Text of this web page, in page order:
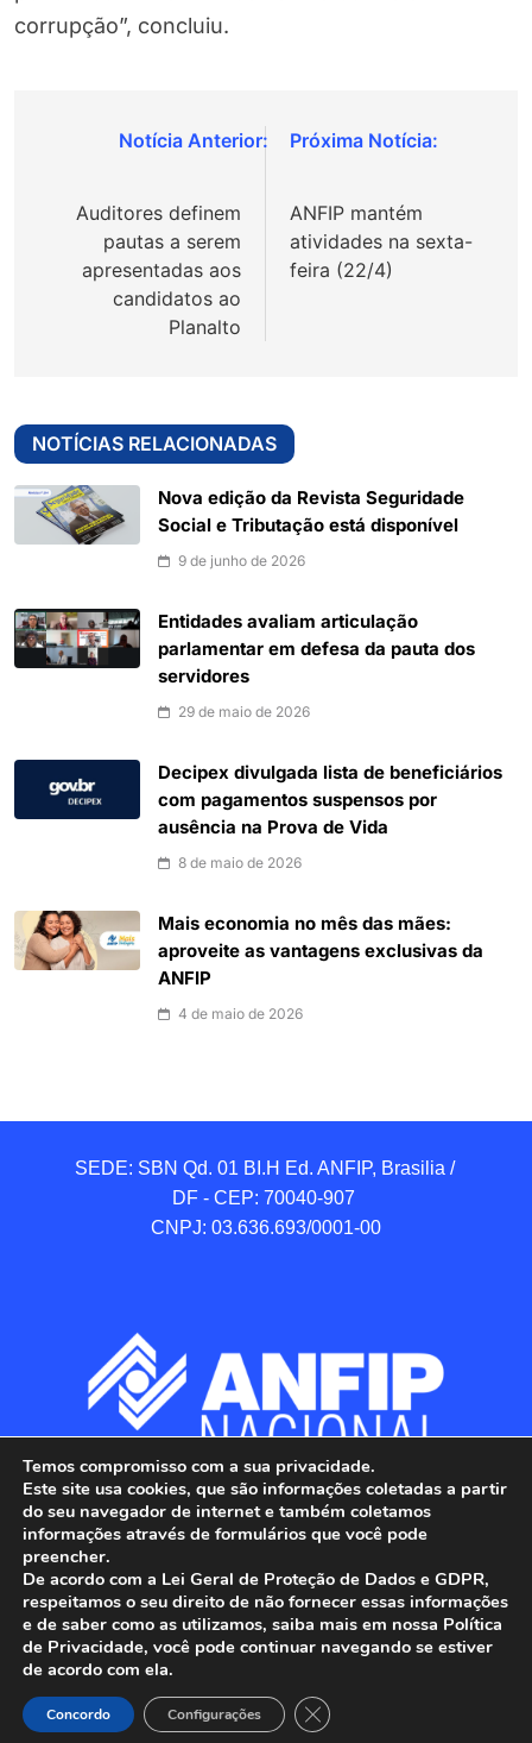
corrupção”, concluiu.
Navegação
Post
Auditores definem
pautas a serem
apresentadas aos
candidatos ao
Planalto
ANFIP mantém
atividades na sexta-
feira (22/4)
NOTÍCIAS RELACIONADAS
Nova edição da Revista Seguridade
Social e Tributação está disponível
9 de junho de 2026
Entidades avaliam articulação
parlamentar em defesa da pauta dos
servidores
29 de maio de 2026
Decipex divulgada lista de beneficiários
com pagamentos suspensos por
ausência na Prova de Vida
8 de maio de 2026
Mais economia no mês das mães:
aproveite as vantagens exclusivas da
ANFIP
4 de maio de 2026
SEDE: SBN Qd. 01 BI.H Ed. ANFIP, Brasilia /
DF - CEP: 70040-907
CNPJ: 03.636.693/0001-00
ANFIP - Associação Nacional dos Auditores
Fiscais da Receita Federal do Brasil.
Todos os Direitos Reservados.
Temos compromisso com a sua privacidade.
Este site usa cookies, que são informações coletadas a partir
do seu navegador de internet e também coletamos
informações através de formulários que você pode
preencher.
De acordo com a Lei Geral de Proteção de Dados e GDPR,
respeitamos o seu direito de não fornecer essas informações
e de saber como as utilizamos, saiba mais em nossa Política
de Privacidade, você pode continuar navegando se estiver
de acordo com ela.
Concordo Configurações Close GDPR Cookie Banner